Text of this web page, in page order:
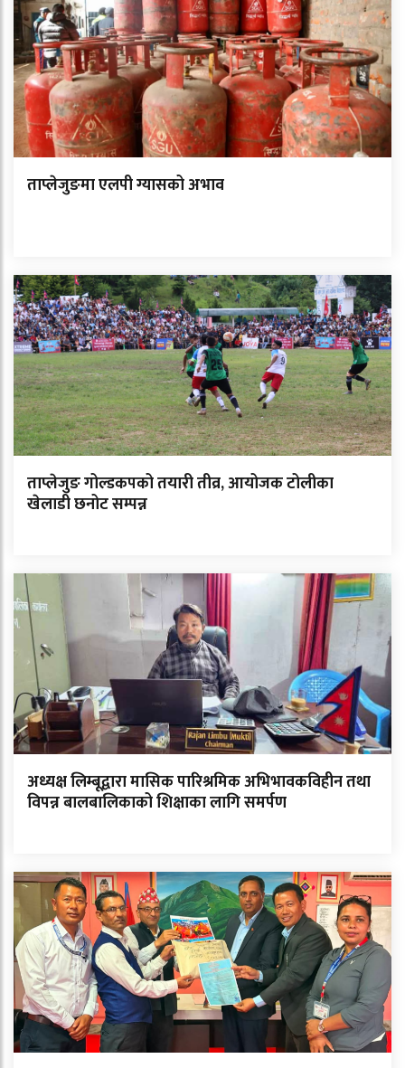
ताप्लेजुङमा एलपी ग्यासको अभाव
ताप्लेजुङ गोल्डकपको तयारी तीव्र, आयोजक टोलीका
खेलाडी छनोट सम्पन्न
अध्यक्ष लिम्बूद्वारा मासिक पारिश्रमिक अभिभावकविहीन तथा
विपन्न बालबालिकाको शिक्षाका लागि समर्पण